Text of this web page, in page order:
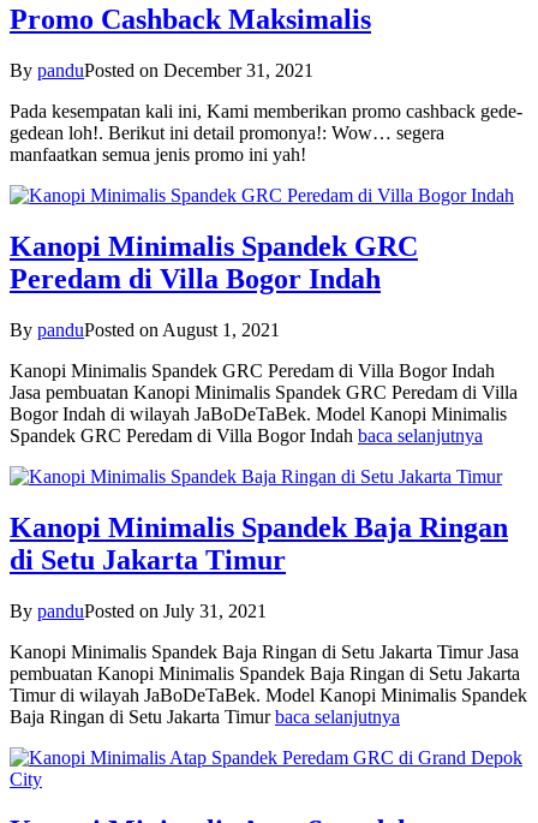
Promo Cashback Maksimalis
By panduPosted on December 31, 2021
Pada kesempatan kali ini, Kami memberikan promo cashback gede-
gedean loh!. Berikut ini detail promonya!: Wow… segera
manfaatkan semua jenis promo ini yah!
Kanopi Minimalis Spandek GRC
Peredam di Villa Bogor Indah
By panduPosted on August 1, 2021
Kanopi Minimalis Spandek GRC Peredam di Villa Bogor Indah
Jasa pembuatan Kanopi Minimalis Spandek GRC Peredam di Villa
Bogor Indah di wilayah JaBoDeTaBek. Model Kanopi Minimalis
Spandek GRC Peredam di Villa Bogor Indah baca selanjutnya
Kanopi Minimalis Spandek Baja Ringan
di Setu Jakarta Timur
By panduPosted on July 31, 2021
Kanopi Minimalis Spandek Baja Ringan di Setu Jakarta Timur Jasa
pembuatan Kanopi Minimalis Spandek Baja Ringan di Setu Jakarta
Timur di wilayah JaBoDeTaBek. Model Kanopi Minimalis Spandek
Baja Ringan di Setu Jakarta Timurbaca selanjutnya